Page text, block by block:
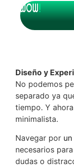
Diseño y
No podemos
separado ya
tiempo. Y
minimalista.
Navegar por
necesarios
dudas o